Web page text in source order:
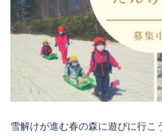
雪解けが進む春の森に遊びに行